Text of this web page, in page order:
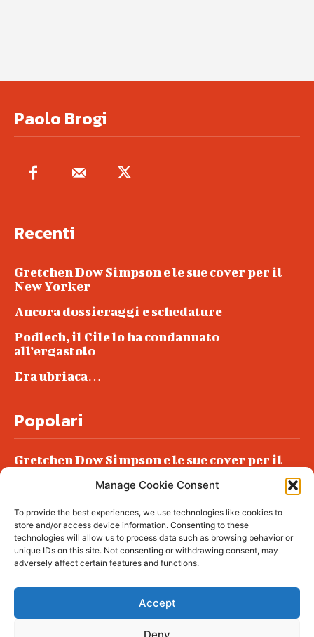
Manage Cookie Consent
To provide the best experiences, we use technologies like cookies to
store and/or access device information. Consenting to these
technologies will allow us to process data such as browsing behavior or
unique IDs on this site. Not consenting or withdrawing consent, may
adversely affect certain features and functions.
Accept
Deny
Paolo Brogi
Recenti
Gretchen Dow Simpson e le sue cover per il
New Yorker
Ancora dossieraggi e schedature
Podlech, il Cile lo ha condannato
all’ergastolo
Era ubriaca…
Popolari
Gretchen Dow Simpson e le sue cover per il
Podlech, il Cile lo ha condannato
all’ergastolo
Era ubriaca…